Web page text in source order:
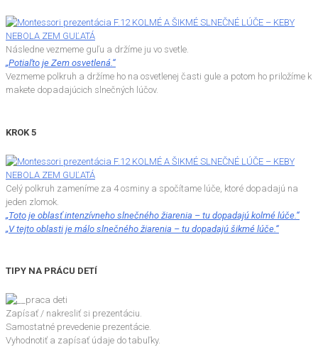
Následne vezmeme guľu a držíme ju vo svetle.
„Potiaľto je Zem osvetlená.“
Vezmeme polkruh a držíme ho na osvetlenej časti gule a potom ho priložíme k
makete dopadajúcich slnečných lúčov.
KROK 5
Celý polkruh zameníme za 4 osminy a spočítame lúče, ktoré dopadajú na
jeden zlomok.
„Toto je oblasť intenzívneho slnečného žiarenia – tu dopadajú kolmé lúče.“
„V tejto oblasti je málo slnečného žiarenia – tu dopadajú šikmé lúče.“
TIPY NA PRÁCU DETÍ
Zapísať / nakresliť si prezentáciu.
Samostatné prevedenie prezentácie.
Vyhodnotiť a zapísať údaje do tabuľky.